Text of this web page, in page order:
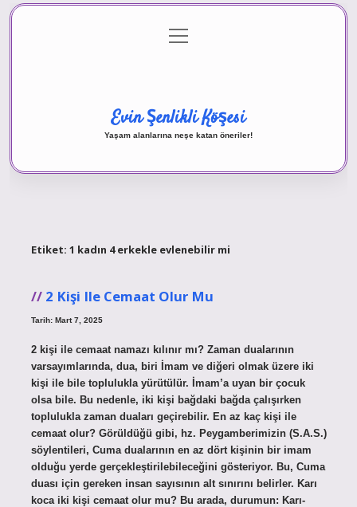
Gizlilik Politikası
menüyü
aç
Evin Şenlikli Köşesi
Yaşam alanlarına neşe katan öneriler!
Etiket: 1 kadın 4 erkekle evlenebilir mi
2 Kişi Ile Cemaat Olur Mu
Tarih: Mart 7, 2025
2 kişi ile cemaat namazı kılınır mı? Zaman dualarının
varsayımlarında, dua, biri İmam ve diğeri olmak üzere iki
kişi ile bile toplulukla yürütülür. İmam’a uyan bir çocuk
olsa bile. Bu nedenle, iki kişi bağdaki bağda çalışırken
toplulukla zaman duaları geçirebilir. En az kaç kişi ile
cemaat olur? Görüldüğü gibi, hz. Peygamberimizin (S.A.S.)
söylentileri, Cuma dualarının en az dört kişinin bir imam
olduğu yerde gerçekleştirilebileceğini gösteriyor. Bu, Cuma
duası için gereken insan sayısının alt sınırını belirler. Karı
koca iki kişi cemaat olur mu? Bu arada, durumun: Karı-